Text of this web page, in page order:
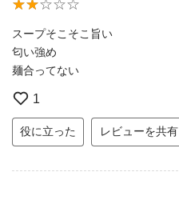
スープそこそこ旨い
匂い強め
麺合ってない
1
役に立った レビューを共有